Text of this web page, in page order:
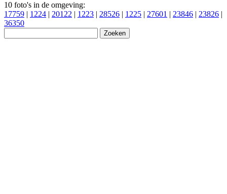
10 foto's in de omgeving:
17759 | 1224 | 20122 | 1223 | 28526 | 1225 | 27601 | 23846 | 23826 |
36350